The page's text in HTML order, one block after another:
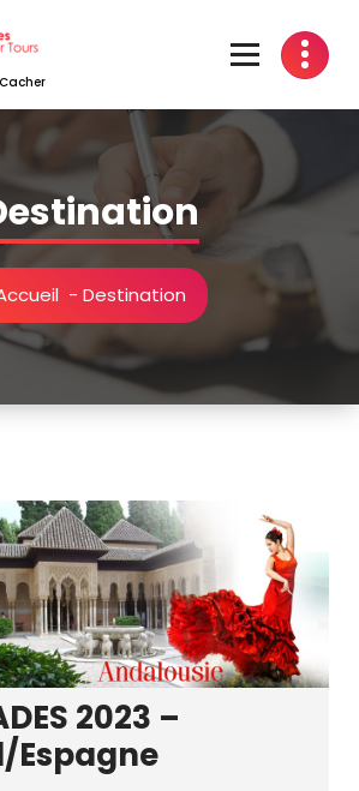
- Destination
2023 –
Espagne